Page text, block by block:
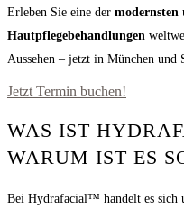
Erleben Sie eine der modernsten
Hautpflegebehandlungen
Aussehen – jetzt in München und
Jetzt Termin buchen!
WAS IST
WARUM IST ES
Bei Hydrafacial™ handelt es sich